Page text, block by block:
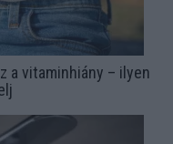
a vitaminhiány – ilyen